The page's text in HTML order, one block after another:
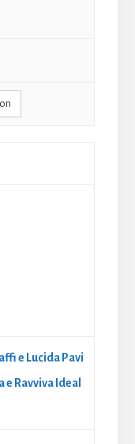
e Lucida Pavi
e Ravviva Ideal